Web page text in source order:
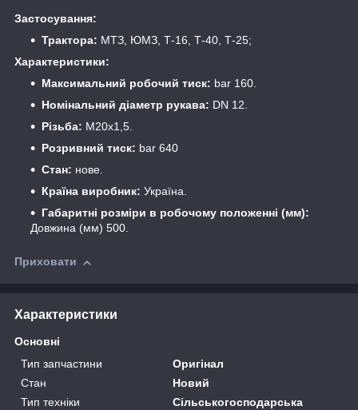
Застосування:
Трактора: МТЗ, ЮМЗ, Т-16, Т-40, Т-25;
Характеристики:
Максимальний робочий тиск: bar 160.
Номінальний діаметр рукава: DN 12.
Різьба: М20х1,5.
Розривний тиск: bar 640
Стан: нове.
Країна виробник: Україна.
Габаритні розміри в робочому положенні (мм):
Довжина (мм) 500.
Приховати
Характеристики
Основні
Тип запчастини
Оригінал
Стан
Новий
Тип техніки
Сільськогосподарська